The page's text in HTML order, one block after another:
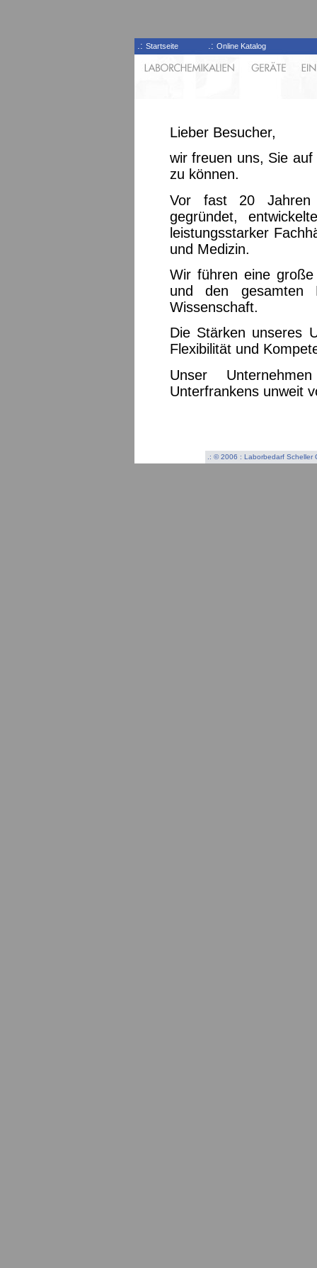
.: Startseite .: Online Katalog
Lieber Besucher,
wir freuen uns, Sie
zu können.
Vor fast 20
gegründet,
leistungsstarker
und Medizin.
Wir führen eine große
und den gesamten
Wissenschaft.
Die Stärken unseres
Flexibilität und
Unser
Unterfrankens unweit
.: © 2006 : Laborbedarf Scheller